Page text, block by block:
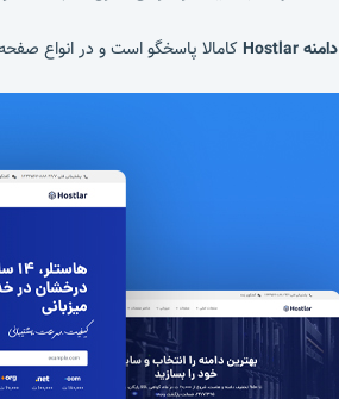
کامالا پاسخگو است و در انواع